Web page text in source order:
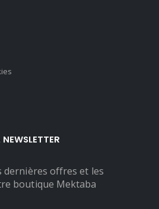
dernières offres et les
boutique Mektaba